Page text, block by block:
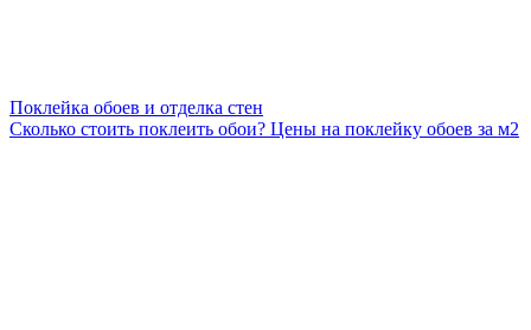
Поклейка обоев и отделка стен
Сколько стоить поклеить обои? Цены на поклейку обоев за м2